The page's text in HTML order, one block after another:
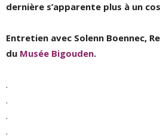
dernière s’apparente plus à un
Entretien avec Solenn Boennec,
du Musée Bigouden.
.
.
.
.